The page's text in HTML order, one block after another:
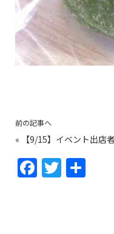
前の記事へ
« 【9/15】イベント出店
F T